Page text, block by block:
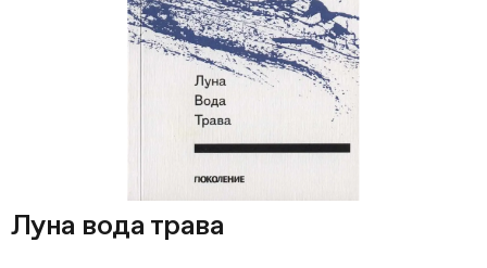
Луна вода трава